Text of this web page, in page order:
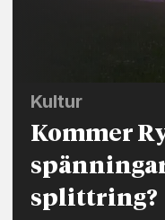
Kultur
Kommer
splittring?